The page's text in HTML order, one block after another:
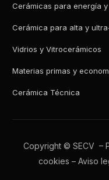
Cerámicas para energía
Cerámica para alta y
Vidrios y Vitrocerámicos
Materias primas y
Cerámica Técnica
Copyright © SECV –
cookies – Aviso